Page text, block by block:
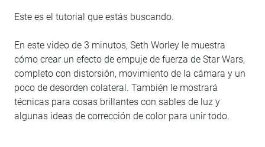
Este es el tutorial que estás buscando.
En este video de 3 minutos, Seth Worley le muestra
cómo crear un efecto de empuje de fuerza de Star Wars,
completo con distorsión, movimiento de la cámara y un
poco de desorden colateral. También le mostrará
técnicas para cosas brillantes con sables de luz y
algunas ideas de corrección de color para unir todo.